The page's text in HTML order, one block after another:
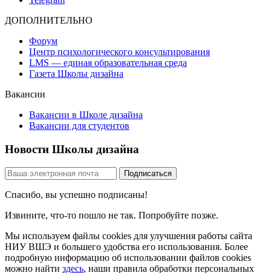
ДОПОЛНИТЕЛЬНО
Форум
Центр психологического консультирования
LMS — единая образовательная среда
Газета Школы дизайна
Вакансии
Вакансии в Школе дизайна
Вакансии для студентов
Новости Школы дизайна
Спасибо, вы успешно подписаны!
Извините, что-то пошло не так. Попробуйте позже.
Мы используем файлы cookies для улучшения работы сайта
НИУ ВШЭ и большего удобства его использования. Более
подробную информацию об использовании файлов cookies
можно найти здесь, наши правила обработки персональных